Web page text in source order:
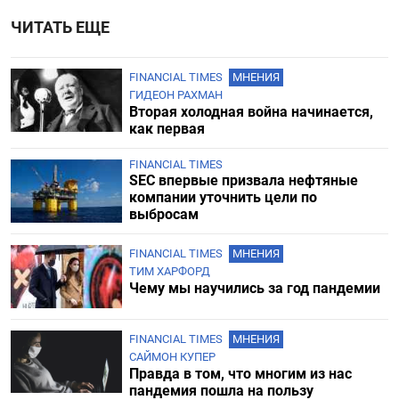
ЧИТАТЬ ЕЩЕ
FINANCIAL TIMES
МНЕНИЯ
ГИДЕОН РАХМАН
Вторая холодная война начинается,
как первая
FINANCIAL TIMES
SEC впервые призвала нефтяные
компании уточнить цели по
выбросам
FINANCIAL TIMES
МНЕНИЯ
ТИМ ХАРФОРД
Чему мы научились за год пандемии
FINANCIAL TIMES
МНЕНИЯ
САЙМОН КУПЕР
Правда в том, что многим из нас
пандемия пошла на пользу